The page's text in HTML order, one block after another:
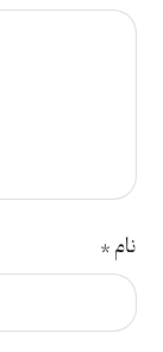
نام*